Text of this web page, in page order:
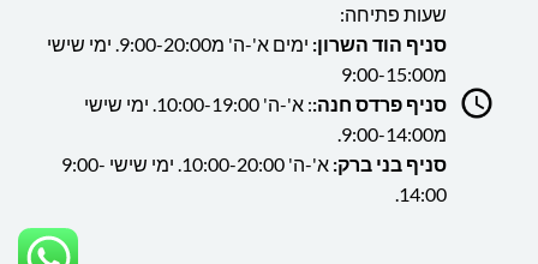
שעות פתיחה:
סניף הוד השרון:
ימים א'-ה' מ9:00-20:00. ימי שישי
מ9:00-15:00
סניף פרדס חנה:
: א'-ה' 10:00-19:00. ימי שישי
מ9:00-14:00.
סניף בני ברק:
א'-ה' 10:00-20:00. ימי שישי 9:00-
14:00.